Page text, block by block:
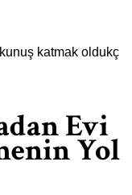
katmak oldukç
Evi
Yol